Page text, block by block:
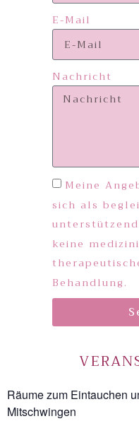
E-Mail
Nachricht
Meine
sich als
keine
Behandlung.
Räume zum Eintauchen
Mitschwingen